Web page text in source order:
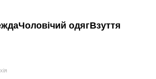
Чоловічий одягВзуття